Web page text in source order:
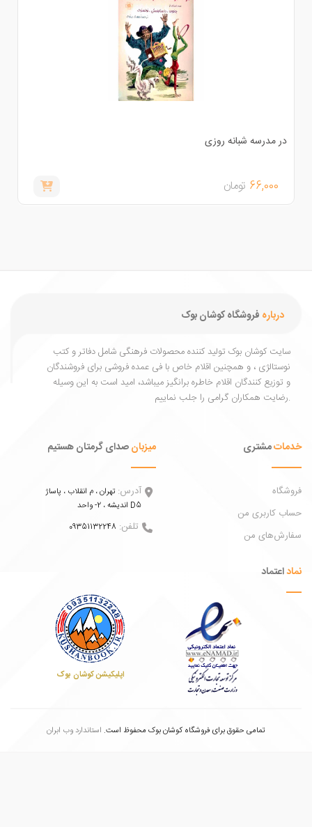
مدرسه شبانه روزی
66,000 تومان
فروشگاه کوشان بوک
کوشان بوک تولید کننده محصولات فرهنگی شامل دفاتر و کتب
، و همچنین اقلام خاص با فی عمده فروشی برای فروشندگان
کنندگان اقلام خاطره برانگیز میباشد، امید است به این وسیله
مشتری
کاربری من
من
صدای گرمتان هستیم
آدرس:تهران ، م انقلاب ، پاساژ
تلفن:09351132248
اپلیکیشن کوشان بوک
تمامی حقوق برای فروشگاه کوشان بوک محفوظ است.استاندارد وب ابران